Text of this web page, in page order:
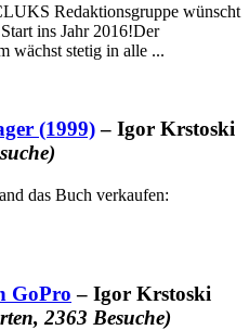
Redaktionsgruppe wünscht
ins Jahr 2016!Der
wächst stetig in alle ...
(1999)– Igor Krstoski
das Buch verkaufen:
GoPro – Igor Krstoski
2363 Besuche)